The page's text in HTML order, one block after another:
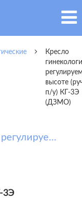
Кресло
высоте
п/у) КГ-3Э
(ДЗМО)
Кресло гинекологическое регулируемое по высоте (ручной п/у) КГ-3Э (ДЗМО)
3Э